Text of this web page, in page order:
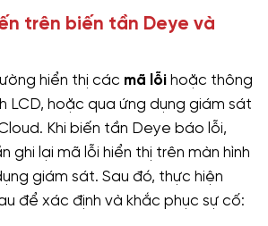
trên biến tần Deye và
hiển thị các mã lỗi hoặc thông
LCD, hoặc qua ứng dụng giám sát
Khi biến tần Deye báo lỗi,
ghi lại mã lỗi hiển thị trên màn hình
giám sát. Sau đó, thực hiện
để xác định và khắc phục sự cố: